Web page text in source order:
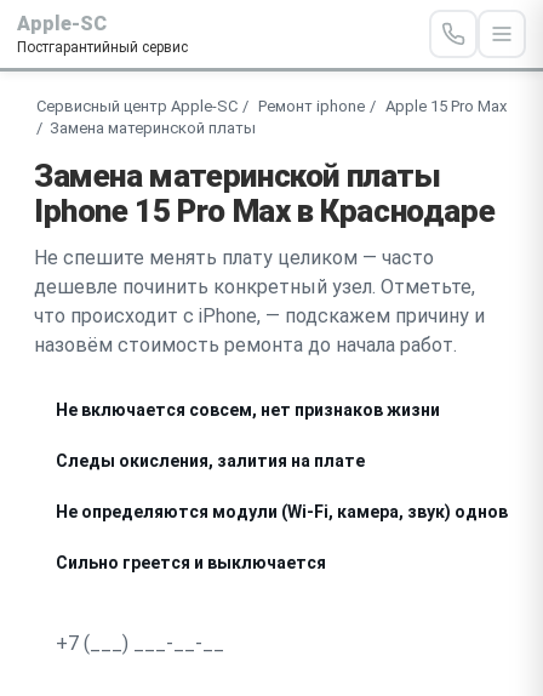
Apple-SC
Постгарантийный сервис
Сервисный центр Apple-SC Ремонт iphone
Apple 15 Pro Max
Замена материнской платы
Замена материнской платы
Iphone 15 Pro Max в Краснодаре
Не спешите менять плату целиком — часто
дешевле починить конкретный узел. Отметьте,
что происходит с iPhone, — подскажем причину и
назовём стоимость ремонта до начала работ.
Не включается совсем, нет признаков жизни
Следы окисления, залития на плате
Не определяются модули (Wi-Fi, камера, звук)
Сильно греется и выключается